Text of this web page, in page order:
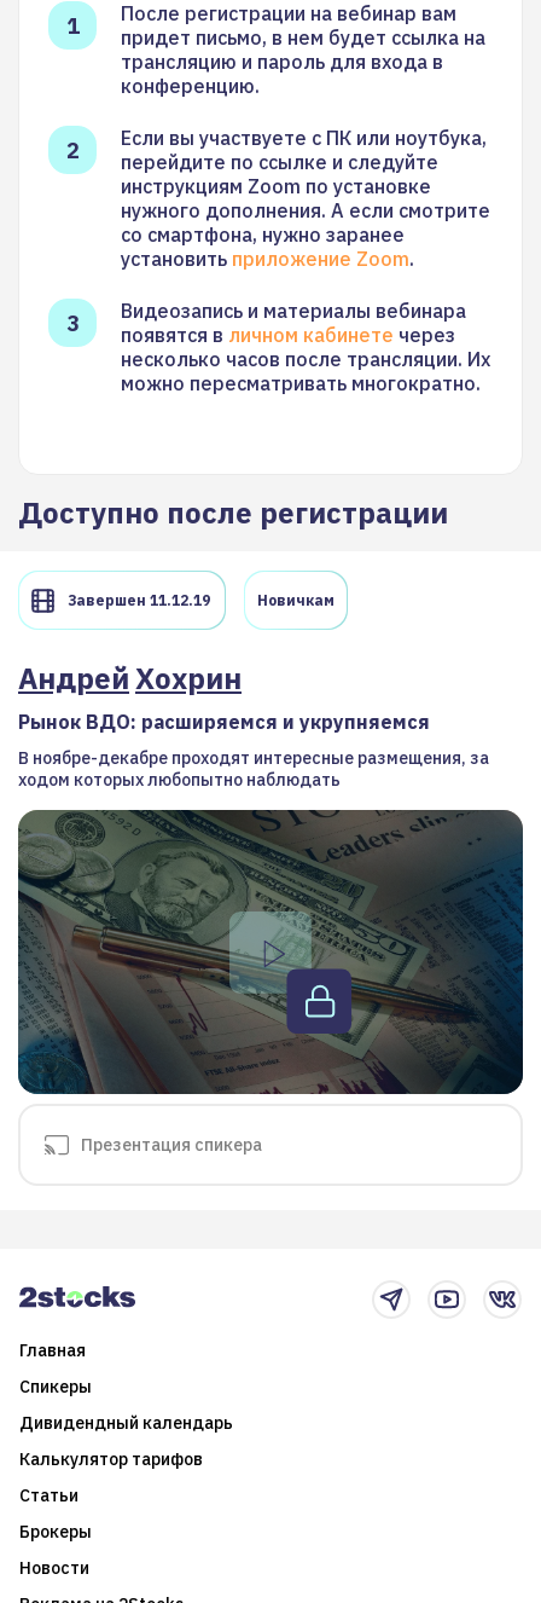
После регистрации на вебинар вам
придет письмо, в нем будет ссылка на
трансляцию и пароль для входа в
конференцию.
Если вы участвуете с ПК или ноутбука,
перейдите по ссылке и следуйте
инструкциям Zoom по установке
нужного дополнения. А если смотрите
со смартфона, нужно заранее
установить приложение Zoom.
Видеозапись и материалы вебинара
появятся в личном кабинете через
несколько часов после трансляции. Их
можно пересматривать многократно.
Доступно после регистрации
Завершен 11.12.19 Новичкам
АндрейХохрин
Рынок ВДО: расширяемся и укрупняемся
В ноябре-декабре проходят интересные размещения, за
ходом которых любопытно наблюдать
Презентация спикера
Главная
Спикеры
Дивидендный календарь
Калькулятор тарифов
Статьи
Брокеры
Новости